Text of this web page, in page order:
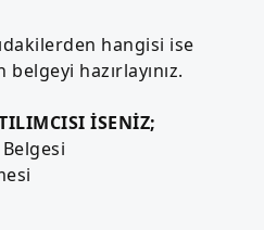
hangisi ise
hazırlayınız.
İSENİZ;